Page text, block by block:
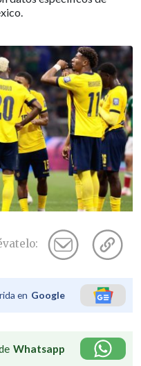
en Google
Whatsapp